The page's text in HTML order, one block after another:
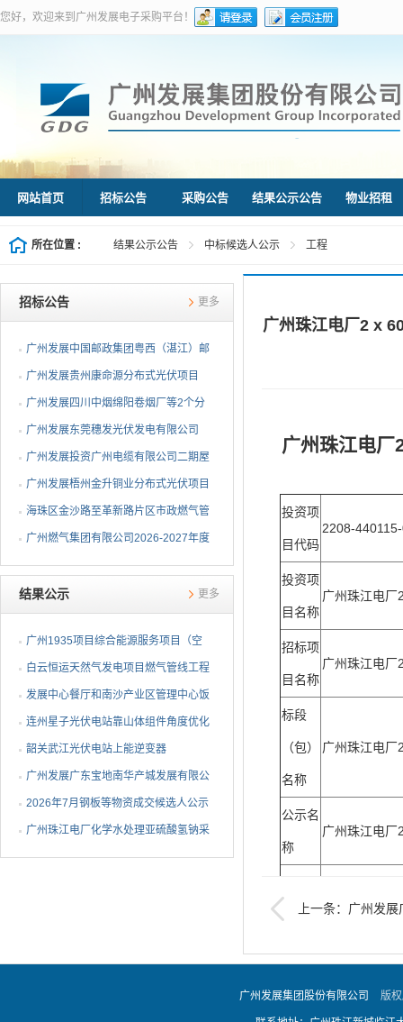
您好，欢迎来到广州发展电子采购平台！
网站首页 招标公告 采购公告 结果公示公告 物业招租
所在位置 : 结果公示公告 中标候选人公示 工程
广州珠江电厂2 x
广州珠江电厂
投资项
目代码
2208-
投资项
目名称
广州珠江电厂
招标项
目名称
广州珠江电厂
标段
（包）
名称
广州珠江电厂
公示名
称
广州珠江电厂
期
第一中标候选
上一条：广州发
招标公告 更多
广州发展中国邮政集团粤西（湛江）邮
件处理中心等3个分布...
广州发展贵州康命源分布式光伏项目
EPC总承包（第二次招标...
广州发展四川中烟绵阳卷烟厂等2个分
布式光伏项目EPC总承包...
广州发展东莞穗发光伏发电有限公司
（广州港新沙港务有限公...
广州发展投资广州电缆有限公司二期屋
顶分布式光伏项目EPC...
广州发展梧州金升铜业分布式光伏项目
EPC总承包招标公告
海珠区金沙路至革新路片区市政燃气管
网更新工程招标公告
广州燃气集团有限公司2026-2027年度
燃气用埋地聚乙烯（PE1...
结果公示 更多
广州1935项目综合能源服务项目（空
调系统部分）EPC总承包...
白云恒运天然气发电项目燃气管线工程
竣工环保验收服务采购...
发展中心餐厅和南沙产业区管理中心饭
堂 2026年供餐服务项...
连州星子光伏电站靠山体组件角度优化
技改项目采购结果公告
韶关武江光伏电站上能逆变器
AGC/AVC试验响应速率不达标的...
广州发展广东宝地南华产城发展有限公
司屋顶分布式光伏项目...
2026年7月钢板等物资成交候选人公示
广州珠江电厂化学水处理亚硫酸氢钠采
购项目采购结果公告
广州发展集团股份有限公司 版